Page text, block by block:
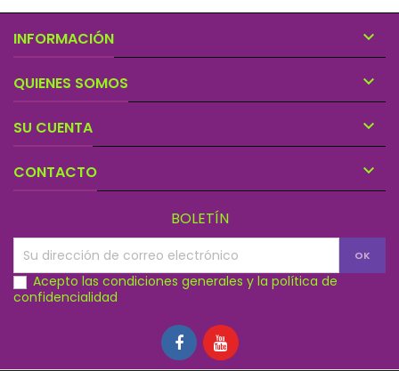
INFORMACIÓN 
QUIENES SOMOS 
SU CUENTA 
CONTACTO 
BOLETÍN
Acepto las condiciones generales y la política de
confidencialidad